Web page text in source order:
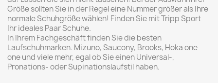
Größe sollten Sie in der Regel eine Nummer größer als Ihre
normale Schuhgröße wählen! Finden Sie mit Tripp Sport
Ihr ideales Paar Schuhe.
In Ihrem Fachgeschäft finden Sie die besten
Laufschuhmarken. Mizuno, Saucony, Brooks, Hoka one
one und viele mehr, egal ob Sie einen Universal-,
Pronations- oder Supinationslaufstil haben.